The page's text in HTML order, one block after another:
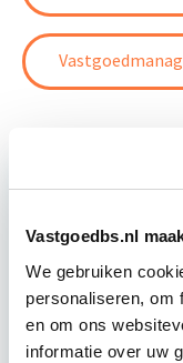
Vastgoedbs.nl
We gebruiken
personaliseren, om
en om ons
informatie over uw
Business
Tijdens deze